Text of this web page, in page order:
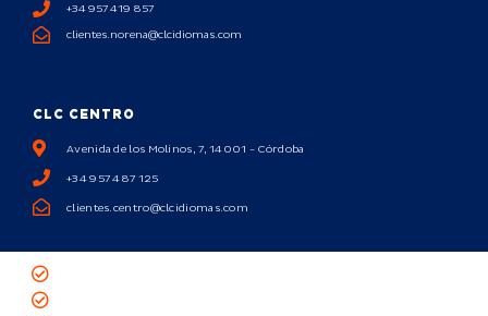
CLC CENTRO
Avenida de los Molinos, 7, 14001 - Córdoba
+34 957 487 125
clientes.centro@clcidiomas.com
+34 957 419 857
clientes.norena@clcidiomas.com